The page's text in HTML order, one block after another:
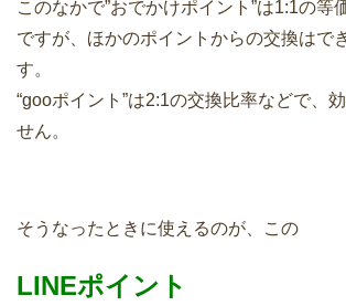
このなかで”おでかけポイント”は1:1の等
ですが、ほかのポイントからの交換はで
す。
“gooポイント”は2:1の交換比率などで、
せん。
そうなったときに使えるのが、この
LINEポイント